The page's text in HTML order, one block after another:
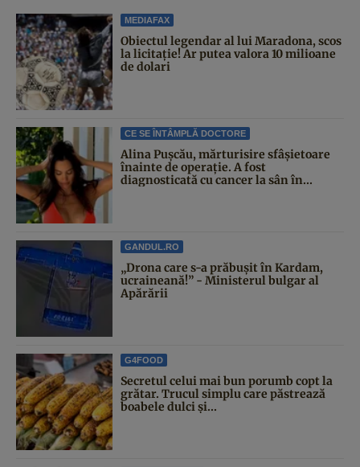
MEDIAFAX
Obiectul legendar al lui Maradona, scos
la licitație! Ar putea valora 10 milioane
de dolari
CE SE ÎNTÂMPLĂ DOCTORE
Alina Pușcău, mărturisire sfâșietoare
înainte de operație. A fost
diagnosticată cu cancer la sân în...
GANDUL.RO
„Drona care s-a prăbușit în Kardam,
ucraineană!” - Ministerul bulgar al
Apărării
G4FOOD
Secretul celui mai bun porumb copt la
grătar. Trucul simplu care păstrează
boabele dulci și...